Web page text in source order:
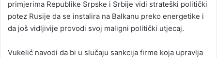
primjerima Republike Srpske i Srbije vidi strateški politički
potez Rusije da se instalira na Balkanu preko energetike i
da još vidljivije provodi svoj maligni politički utjecaj.
Vukelić navodi da bi u slučaju sankcija firme koja upravlja